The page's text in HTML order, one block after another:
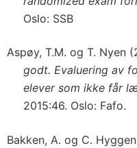
Oslo: SSB
Aspøy, T.M. og T. Nyen
godt. Evaluering av
elever som ikke får
2015:46. Oslo: Fafo.
Bakken, A. og C.